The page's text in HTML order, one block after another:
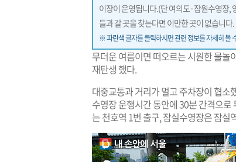
이장이 운영됩니다.(단 여의도·잠원수영장,
들과 갈 곳을 찾는다면 이만한 곳이 없습니
※ 파란색 글자를 클릭하시면 관련 정보를 자세히 볼
무더운 여름이면 떠오르는 시원한 물
재탄생 했다.
대중교통과 거리가 멀고 주차장이 협소
수영장 운행시간 동안에 30분 간격으
는 천호역 1번 출구, 잠실수영장은 잠실